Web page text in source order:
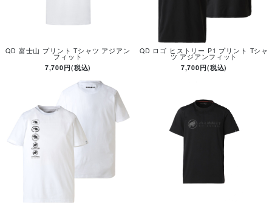
QD 富士山 プリント Tシャツ アジアン
フィット
7,700円(税込)
QD ロゴ ヒストリー P1 プリント Tシャ
ツ アジアンフィット
7,700円(税込)